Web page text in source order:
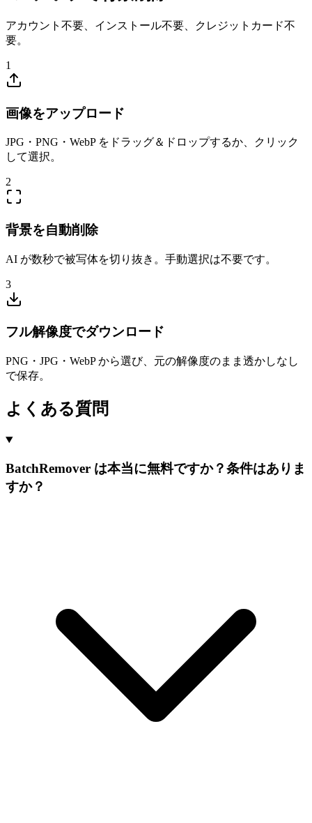
アカウント不要、インストール不要、クレジットカード不
要。
1
画像をアップロード
JPG・PNG・WebP をドラッグ＆ドロップするか、クリック
して選択。
2
背景を自動削除
AI が数秒で被写体を切り抜き。手動選択は不要です。
3
フル解像度でダウンロード
PNG・JPG・WebP から選び、元の解像度のまま透かしなし
で保存。
よくある質問
BatchRemover は本当に無料ですか？条件はありま
すか？